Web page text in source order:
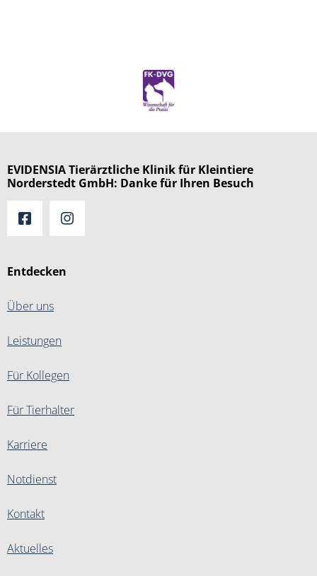
Entdecken
Über uns
Leistungen
Für Kollegen
Für Tierhalter
Karriere
Notdienst
Kontakt
Aktuelles
EVIDENSIA Tierärztliche Klinik für Kleintiere
Norderstedt GmbH: Danke für Ihren Besuch